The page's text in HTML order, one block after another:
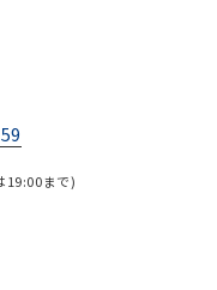
19:00まで)